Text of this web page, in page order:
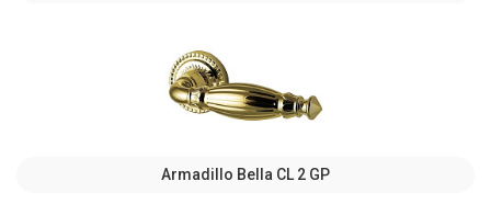
Armadillo Bella CL 2 GP